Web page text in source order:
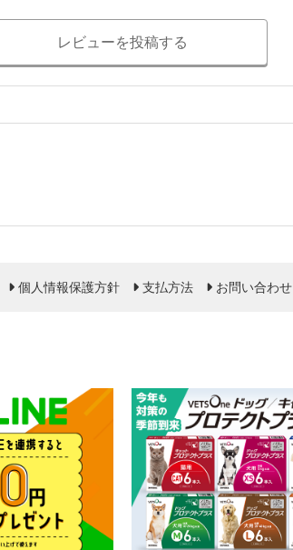
レビューを投稿する
個人情報保護方針 支払方法 お問い合わせ